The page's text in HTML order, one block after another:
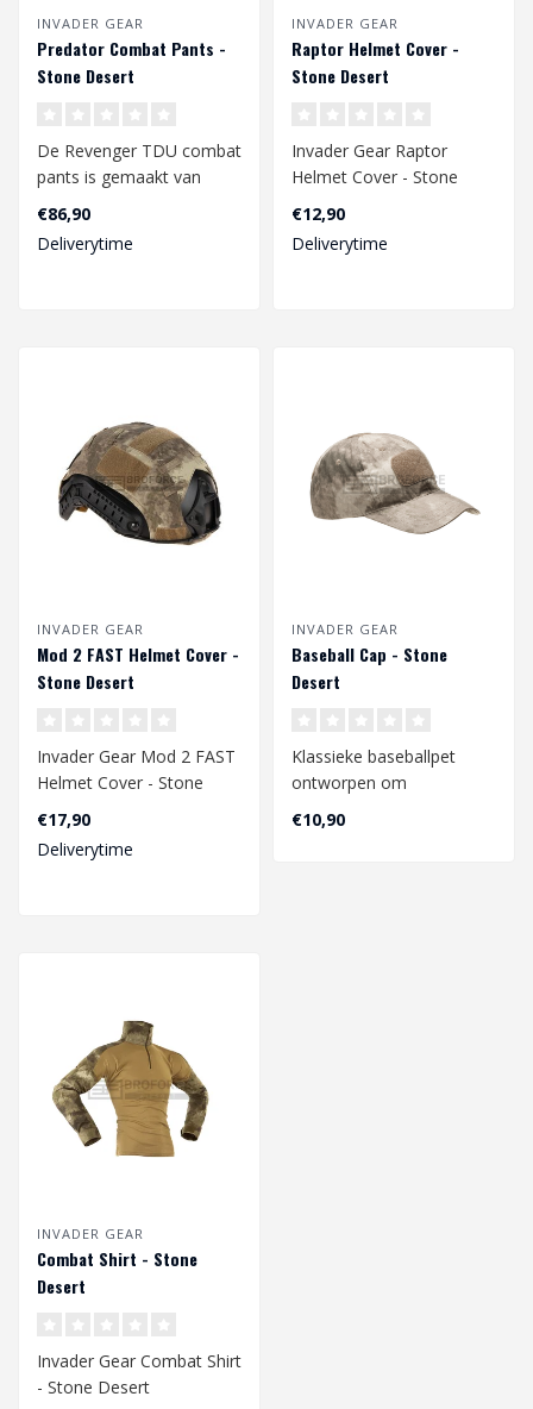
INVADER GEAR
Predator Combat Pants -
Stone Desert
De Revenger TDU combat
pants is gemaakt van
ripstop geweven katoen
en polyester...
€86,90
Deliverytime
INVADER GEAR
Raptor Helmet Cover -
Stone Desert
Invader Gear Raptor
Helmet Cover - Stone
Desert
€12,90
Deliverytime
INVADER GEAR
Mod 2 FAST Helmet Cover -
Stone Desert
Invader Gear Mod 2 FAST
Helmet Cover - Stone
€17,90
Deliverytime
INVADER GEAR
Baseball Cap - Stone
Desert
Klassieke baseballpet
ontworpen om
bescherming tegen de zon
€10,90
INVADER GEAR
Combat Shirt - Stone
Desert
Invader Gear Combat Shirt
- Stone Desert